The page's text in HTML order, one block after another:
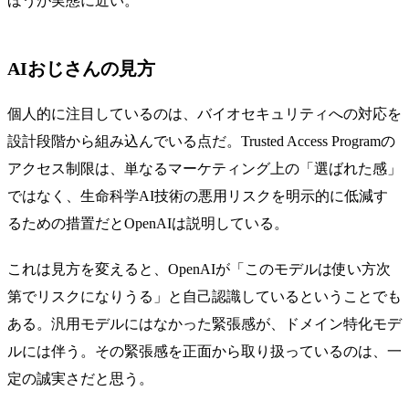
AIおじさんの見方
個人的に注目しているのは、バイオセキュリティへの対応を
設計段階から組み込んでいる点だ。Trusted Access Programの
アクセス制限は、単なるマーケティング上の「選ばれた感」
ではなく、生命科学AI技術の悪用リスクを明示的に低減す
るための措置だとOpenAIは説明している。
これは見方を変えると、OpenAIが「このモデルは使い方次
第でリスクになりうる」と自己認識しているということでも
ある。汎用モデルにはなかった緊張感が、ドメイン特化モデ
ルには伴う。その緊張感を正面から取り扱っているのは、一
定の誠実さだと思う。